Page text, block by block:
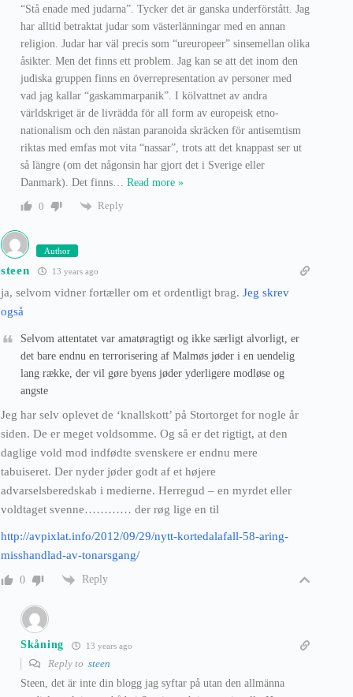
“Stå enade med judarna”. Tycker det är ganska underförstått. Jag
har alltid betraktat judar som västerlänningar med en annan
religion. Judar har väl precis som “ureuropeer” sinsemellan olika
åsikter. Men det finns ett problem. Jag kan se att det inom den
judiska gruppen finns en överrepresentation av personer med
vad jag kallar “gaskammarpanik”. I kölvattnet av andra
världskriget är de livrädda för all form av europeisk etno-
nationalism och den nästan paranoida skräcken för antisemtism
riktas med emfas mot vita “nassar”, trots att det knappast ser ut
så längre (om det någonsin har gjort det i Sverige eller
Danmark). Det finns… Read more »
0
Reply
Author
steen 13 years ago
ja, selvom vidner fortæller om et ordentligt brag. Jeg skrev
også
Selvom attentatet var amatøragtigt og ikke særligt alvorligt, er
det bare endnu en terrorisering af Malmøs jøder i en uendelig
lang række, der vil gøre byens jøder yderligere modløse og
angste
Jeg har selv oplevet de ‘knallskott’ på Stortorget for nogle år
siden. De er meget voldsomme. Og så er det rigtigt, at den
daglige vold mod indfødte svenskere er endnu mere
tabuiseret. Der nyder jøder godt af et højere
advarselsberedskab i medierne. Herregud – en myrdet eller
voldtaget svenne………… der røg lige en til
http://avpixlat.info/2012/09/29/nytt-kortedalafall-58-aring-
misshandlad-av-tonarsgang/
0 Reply
Skåning 13 years ago
Reply to steen
Steen, det är inte din blogg jag syftar på utan den allmänna